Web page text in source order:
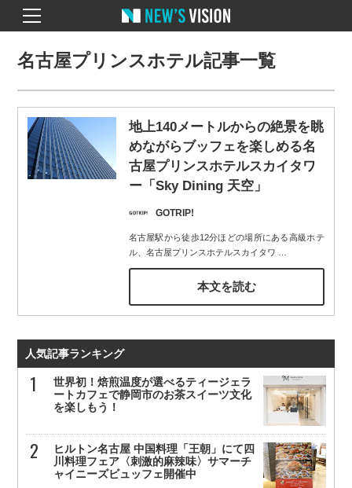
名古屋プリンスホテル記事一覧
地上140メートルからの絶景を眺
めながらブッフェを楽しめる名
古屋プリンスホテルスカイタワ
ー「Sky Dining 天空」
GOTRIP!
名古屋駅から徒歩12分ほどの場所にある高級ホテ
ル、名古屋プリンスホテルスカイタワ
本文を読む
人気記事ランキング
世界初！焙煎温度が選べるティージェラ
ートカフェで静岡市のお茶スイーツ文化
を楽しもう！
ヒルトン名古屋 中国料理「王朝」にて四
川料理フェア〈刺激的麻辣味〉サマーチ
ャイニーズビュッフェ開催中